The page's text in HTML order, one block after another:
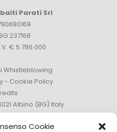
Cookie
Parati Srl
237168
€ 5.786.000
Whistleblowing
- Cookie Policy
Albino (BG) Italy